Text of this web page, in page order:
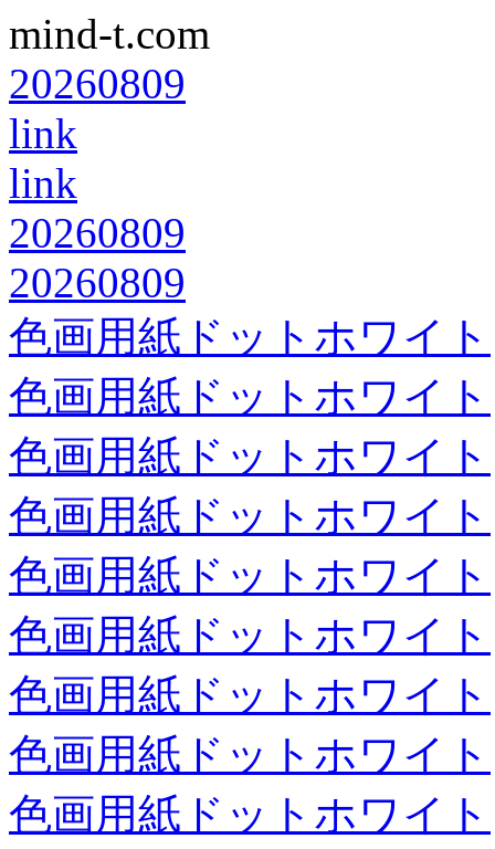
mind-t.com
20260809
link
link
20260809
20260809
色画用紙ドットホワイト
色画用紙ドットホワイト
色画用紙ドットホワイト
色画用紙ドットホワイト
色画用紙ドットホワイト
色画用紙ドットホワイト
色画用紙ドットホワイト
色画用紙ドットホワイト
色画用紙ドットホワイト